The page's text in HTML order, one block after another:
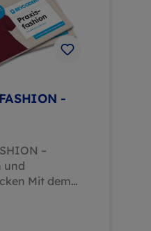
Freizeit oder
-
–
und
Mit dem